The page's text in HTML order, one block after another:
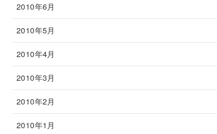
2010年6月
2010年5月
2010年4月
2010年3月
2010年2月
2010年1月